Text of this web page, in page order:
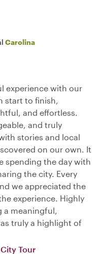
Carolina
experience with our
start to finish,
and effortless.
and truly
stories and local
on our own. It
spending the day with
the city. Every
we appreciated the
experience. Highly
a meaningful,
truly a highlight of
Tour